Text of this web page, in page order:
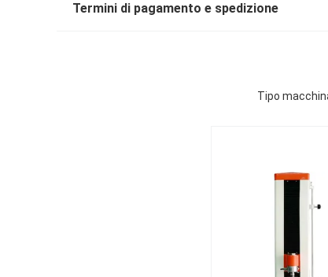
Termini di pagamento e spedizione
Tipo